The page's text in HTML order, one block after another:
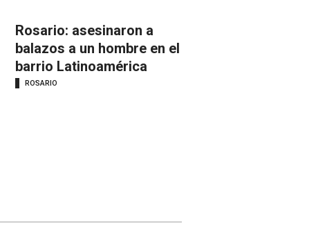
Rosario: asesinaron a
balazos a un hombre en el
barrio Latinoamérica
ROSARIO